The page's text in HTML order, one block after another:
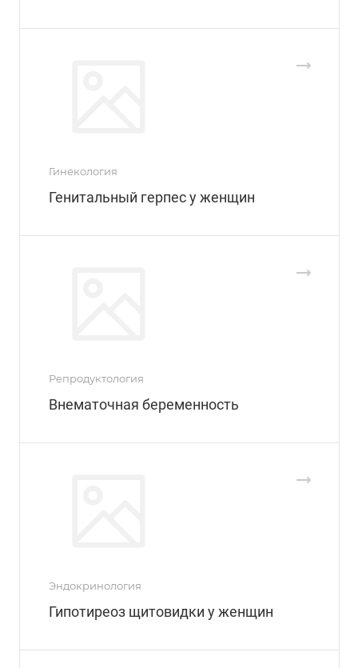
Гинекология
Генитальный герпес у женщин
Репродуктология
Внематочная беременность
Эндокринология
Гипотиреоз щитовидки у женщин